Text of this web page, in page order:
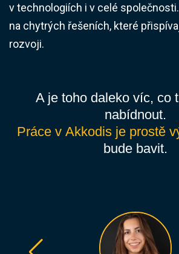
v technologiích i v celé
na chytrých řešeních, které
rozvoji.
A je toho daleko víc, co
nabídnout.
Práce v Akkodis je prostě
bude bavit.